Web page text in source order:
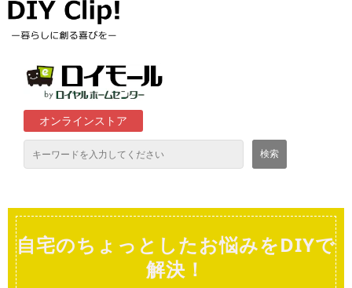
オンラインストア
ロイヤルホームセンター店舗
自宅のちょっとしたお悩みをDIYで
解決！